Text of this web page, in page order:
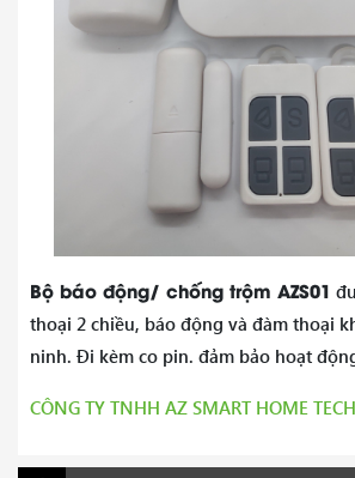
Bộ báo động/ chống trộm AZS01
thoại 2 chiều, báo động và đàm thoại
ninh. Đi kèm co pin. đảm bảo hoạt
CÔNG TY TNHH AZ SMART HOME